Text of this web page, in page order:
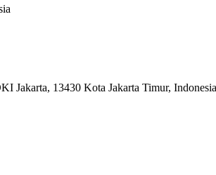
Jakarta, 13430 Kota Jakarta Timur, Indonesia